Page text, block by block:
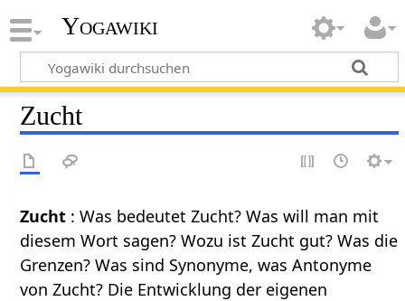
Yogawiki
Zucht
Zucht : Was bedeutet Zucht? Was will man mit
diesem Wort sagen? Wozu ist Zucht gut? Was die
Grenzen? Was sind Synonyme, was Antonyme
von Zucht? Die Entwicklung der eigenen